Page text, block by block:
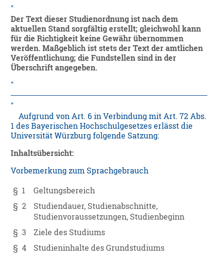
Der Text dieser Studienordnung ist nach dem
aktuellen Stand sorgfältig erstellt; gleichwohl kann
für die Richtigkeit keine Gewähr übernommen
werden. Maßgeblich ist stets der Text der amtlichen
Veröffentlichung; die Fundstellen sind in der
Überschrift angegeben.
Aufgrund von Art. 6 in Verbindung mit Art. 72 Abs.
1 des Bayerischen Hochschulgesetzes erlässt die
Universität Würzburg folgende Satzung:
Inhaltsübersicht:
Vorbemerkung zum Sprachgebrauch
§ 1
Geltungsbereich
§ 2
Studiendauer, Studienabschnitte,
Studienvoraussetzungen, Studienbeginn
§ 3
Ziele des Studiums
§ 4
Studieninhalte des Grundstudiums